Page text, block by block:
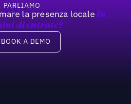
PARLIAMO
la presenza locale In
di entrate?
a demo
BOOK A DEMO